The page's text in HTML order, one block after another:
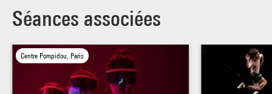
Séances associées
Centre Pompidou, Paris